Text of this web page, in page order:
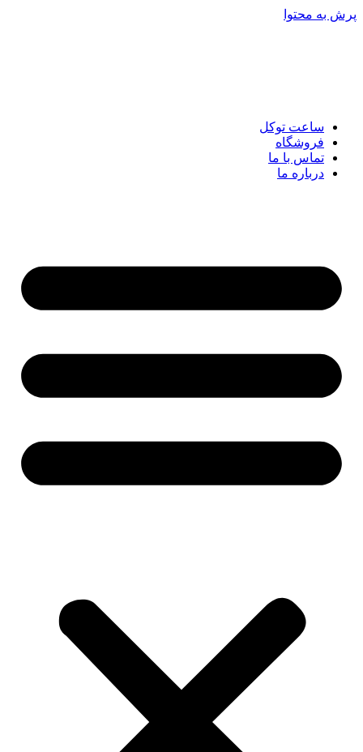
پرش به محتوا
ساعت توکل
فروشگاه
تماس با ما
درباره ما